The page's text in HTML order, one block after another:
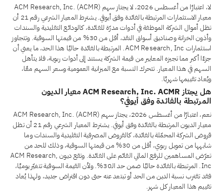
لا، اعتبارًا من أغسطس 2026، لا يجتاز سهم ACM Research, Inc. (ACMR)
معيار الاستثمارات المرتبطة بالفائدة وفق أيوفي. يشترط المعيار الشرعي رقم 21 أن
تظل أموال الشركة الموظفة في أدوات مدرّة للفائدة، كالودائع التقليدية والسندات
وأذون الخزانة وصناديق أسواق النقد، أقل من 30% من قيمتها السوقية. وتتجاوز
استثمارات ACM Research, Inc. المرتبطة بالفائدة حاليًا هذا الحد، ما يعني أن
جزءًا أكبر مما تجيزه المعايير من قيمة الشركة يستند إلى أدوات ربوية، فلا يتأهل
السهم في هذا المعيار. تتحرك النسبة مع الميزانية العمومية وسعر السهم معًا،
ويُعاد تقييمها شهريًا.
هل يجتاز ACM Research, Inc. ACMR معيار الديون
المرتبطة بالفائدة وفق أيوفي؟
نعم، اعتبارًا من أغسطس 2026، يجتاز سهم ACM Research, Inc. (ACMR)
معيار الديون المرتبطة بالفائدة وفق أيوفي. يشترط المعيار الشرعي رقم 21 أن تظل
قروض الشركة المحمّلة بالفائدة، كالقروض المصرفية التقليدية والسندات وما
شابهها من تمويل ربوي، أقل من 30% من قيمتها السوقية، وذلك للحد من
تعرّض المساهمين للرفع المالي القائم على الفائدة. وتقع ديون ACM Research,
Inc. المرتبطة بالفائدة حاليًا ضمن حد الـ30%. ولأن القيمة السوقية تتغيّر يوميًا،
فقد تقترب نسبة الدين من الحد أو تبتعد عنه حتى دون اقتراض جديد، ولهذا يُعاد
تقييم هذا المعيار كل شهر.